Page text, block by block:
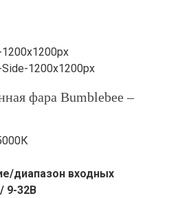
фара Bumblebee –
диапазон входных
9-32В